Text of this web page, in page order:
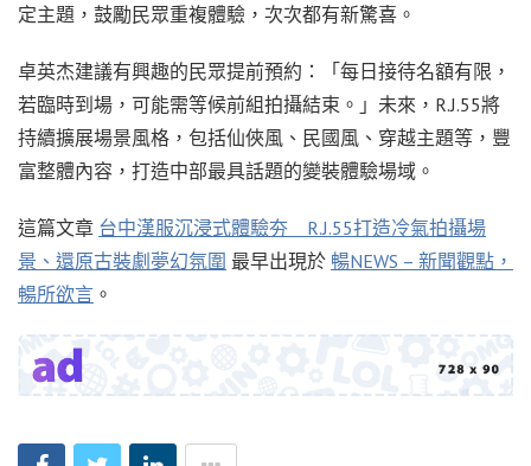
定主題，鼓勵民眾重複體驗，次次都有新驚喜。
卓英杰建議有興趣的民眾提前預約：「每日接待名額有限，
若臨時到場，可能需等候前組拍攝結束。」未來，R.J.55將
持續擴展場景風格，包括仙俠風、民國風、穿越主題等，豐
富整體內容，打造中部最具話題的變裝體驗場域。
這篇文章 台中漢服沉浸式體驗夯 R.J.55打造冷氣拍攝場
景、還原古裝劇夢幻氛圍 最早出現於 暢NEWS – 新聞觀點，
暢所欲言 。